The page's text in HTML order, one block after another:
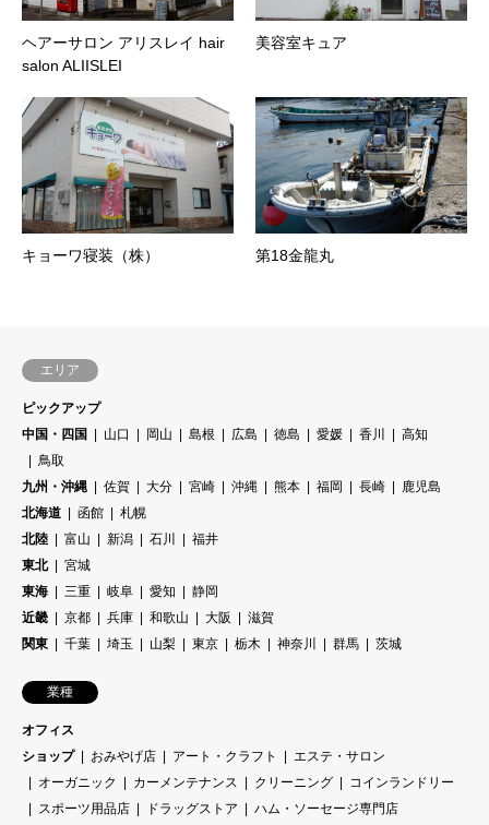
ヘアーサロン アリスレイ hair
salon ALIISLEI
美容室キュア
キョーワ寝装（株） 第18金龍丸
エリア
ピックアップ
中国・四国
山口 岡山 島根 広島 徳島 愛媛 香川
高知
鳥取
九州・沖縄
佐賀 大分 宮崎 沖縄 熊本 福岡 長崎
鹿児島
北海道
函館
札幌
北陸
富山 新潟 石川
福井
東北
宮城
東海
三重 岐阜 愛知
静岡
近畿
京都 兵庫 和歌山 大阪
滋賀
関東
千葉 埼玉 山梨 東京 栃木 神奈川 群馬 茨城
業種
オフィス
ショップ
おみやげ店 アート・クラフト
エステ・サロン
オーガニック
カーメンテナンス クリーニング
コインランドリー
スポーツ用品店
ドラッグストア
ハム・ソーセージ専門店